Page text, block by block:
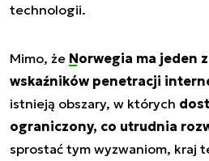
technologii.
Mimo, że Norwegia ma jeden
wskaźników penetracji
istnieją obszary, w których
ograniczony, co utrudnia
sprostać tym wyzwaniom, kraj